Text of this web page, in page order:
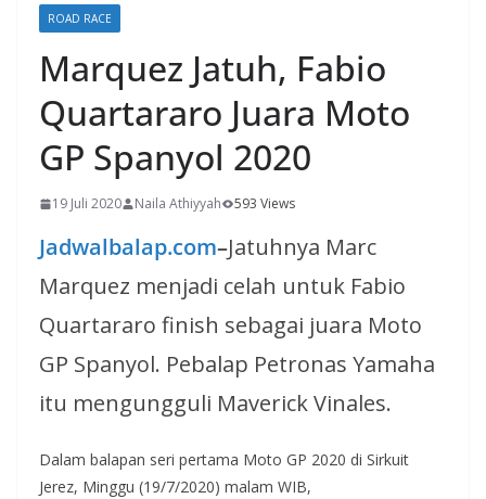
ROAD RACE
Marquez Jatuh, Fabio
Quartararo Juara Moto
GP Spanyol 2020
19 Juli 2020 Naila Athiyyah 593 Views
Jadwalbalap.com–Jatuhnya Marc
Marquez menjadi celah untuk Fabio
Quartararo finish sebagai juara Moto
GP Spanyol. Pebalap Petronas Yamaha
itu mengungguli Maverick Vinales.
Dalam balapan seri pertama Moto GP 2020 di Sirkuit
Jerez, Minggu (19/7/2020) malam WIB,